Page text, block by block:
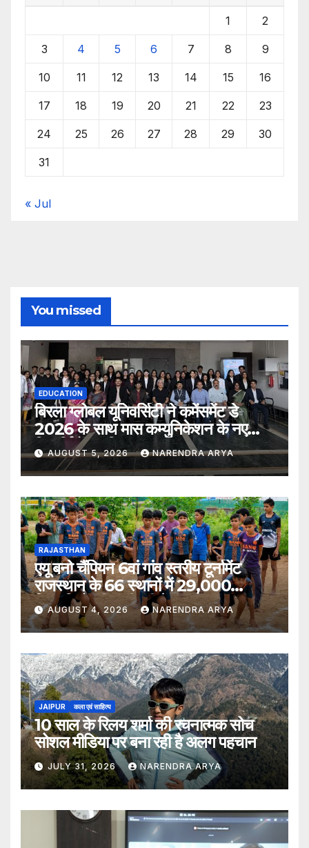
1 2
3 4 5 6 7 8 9
10 11 12 13 14 15 16
17 18 19 20 21 22 23
24 25 26 27 28 29 30
31
« Jul
You missed
EDUCATION
बिरला ग्लोबल यूनिवर्सिटी ने कमेंसमेंट डे
2026 के साथ मास कम्युनिकेशन के नए
विद्यार्थियों का किया स्वागत
AUGUST 5, 2026 NARENDRA ARYA
RAJASTHAN
एयू बनो चैंपियन 6वां गांव स्तरीय टूर्नामेंट
राजस्थान के 66 स्थानों में 29,000
खिलाड़ियों की भागीदारी के साथ संपन्न हुआ
AUGUST 4, 2026 NARENDRA ARYA
JAIPUR कला एवं साहित्य
10 साल के रिलय शर्मा की रचनात्मक सोच
सोशल मीडिया पर बना रही है अलग पहचान
JULY 31, 2026 NARENDRA ARYA